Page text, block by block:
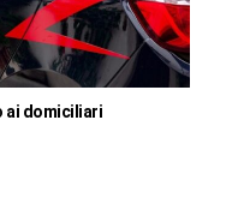
ai domiciliari